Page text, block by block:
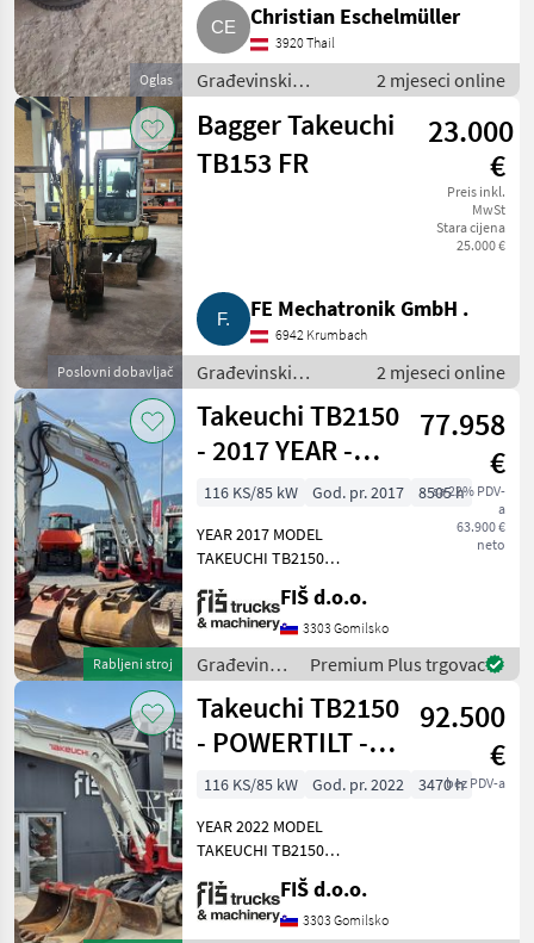
Oglas
Christian Eschelmüller
3920 Thail
Građevinski
strojevi / Bageri
gusjeničari
2 mjeseci online
Poslovni dobavljač
Bagger Takeuchi
TB153 FR
23.000
€
Preis inkl.
MwSt
Stara cijena
25.000 €
FE Mechatronik GmbH .
6942 Krumbach
Građevinski
strojevi / Bageri
gusjeničari
2 mjeseci online
Rabljeni stroj
Takeuchi TB2150
- 2017 YEAR -
POWERTILT
77.958
€
sa 22% PDV-
a
63.900 €
neto
116 KS/85 kW God. pr. 2017
8505 h
YEAR 2017 MODEL
TAKEUCHI TB2150
WORKING HOURS 8505
ENGINE DIESEL DEUTZ -
85kW WEIGHT 15095kg
POWERTILT TRACKS 90%
HYDRAULIC QUICK HITCH
LIGHTS CLOSED HEATED
FIŠ d.o.o.
3303 Gomilsko
Građevinski
strojevi /
Takeuchi
Premium Plus trgovac
Takeuchi TB2150
- POWERTILT -
2022 YEAR - 3470
92.500
€
bez PDV-a
116 KS/85 kW God. pr. 2022
3470 h
YEAR 2022 MODEL
TAKEUCHI TB2150
WORKING HOURS 3470
ENGINE DIESEL DEUTZ -
85kW WEIGHT 15095kg
FIŠ d.o.o.
3303 Gomilsko